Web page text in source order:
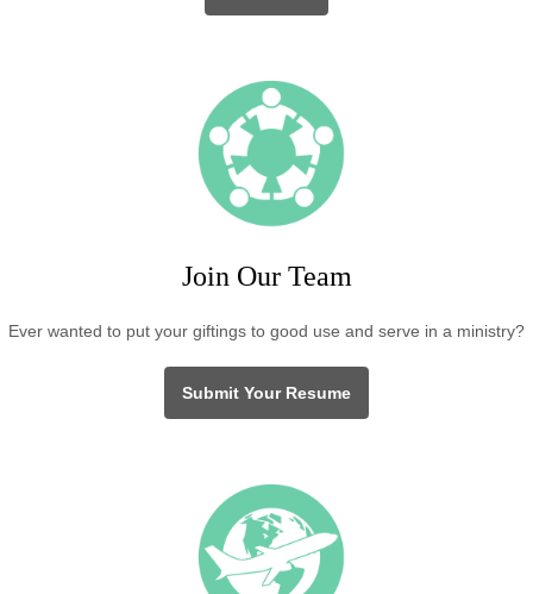
Join Our Team
Ever wanted to put your giftings to good use and serve in a ministry?
Submit Your Resume